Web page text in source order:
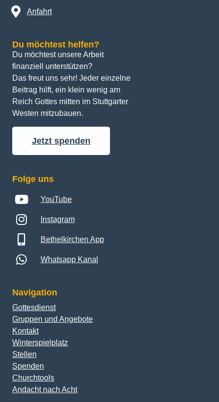
Anfahrt
Du möchtest helfen?
Du möchtest unsere Arbeit
finanziell unterstützen?
Das freut uns sehr! Jeder einzelne
Beitrag hilft, ein klein wenig am
Reich Gottes mitten im Stuttgarter
Westen mitzubauen.
Jetzt spenden
Folge uns
YouTube
Instagram
Bethelkirchen App
Whatsapp Kanal
Navigation
Gottesdienst
Gruppen und Angebote
Kontakt
Winterspielplatz
Stellen
Spenden
Churchtools
Andacht nach Acht